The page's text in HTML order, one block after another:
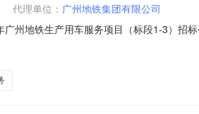
代理单位： 广州地铁集团有限公司
广州地铁生产用车服务项目（标段1-3）招
3）二、招标单位：广州地铁集团有限公司